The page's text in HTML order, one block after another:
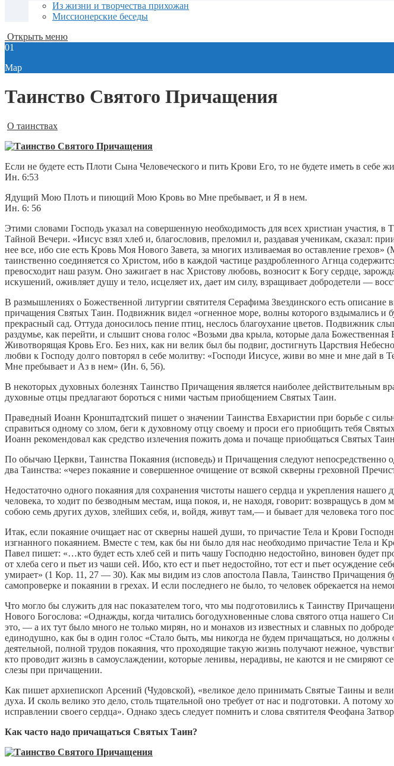
Из жизни и творчества прихожан
Миссионерские беседы
Открыть меню
01
Мар
Таинство Святого Причащения
О таинствах
Если не будете есть Плоти Сына Человеческого и пить Крови Его, то не будете иметь в себе
Ин. 6:53
Ядущий Мою Плоть и пиющий Мою Кровь во Мне пребывает, и Я в нем.
Ин. 6: 56
Этими словами Господь указал на совершенную необходимость для всех христиан участия, в
Тайной Вечери. «Иисус взял хлеб и, благословив, преломил и, раздавая ученикам, сказал:
нее все, ибо сие есть Кровь Моя Нового Завета, за многих изливаемая во оставление
таинственно соединяется со Христом, ибо в каждой частице раздробленного Агнца
превосходит наш разум. Оно зажигает в нас Христову любовь, возносит к Богу сердце,
искушений, оживляет душу и тело, исцеляет их, дает им силу, взращивает добродетели —
В размышлениях о Божественной литургии святителя Серафима Звездинского есть
причащения Святых Таин. Подвижник видел «огненное море, волны которого вздымались и
прекрасный сад. Оттуда доносилось пение птиц, неслось благоухание цветов. Подвижник
раздумье, как перейти, и слышит снова голос «Возьми два крыла, которые дала
Животворящая Кровь Его. Без них, как ни велик был бы подвиг, достигнуть Царствия
любви к Господу долго повторял в себе молитву: «Господи Иисусе, живи во мне и мне
Мне пребывает и Аз в нем» (Ин. 6, 56).
В некоторых духовных болезнях Таинство Причащения является наиболее действительным
духовные отцы предлагают бороться с ними частым приобщением Святых Таин.
Праведный Иоанн Кронштадтский пишет о значении Таинства Евхаристии при борьбе с
справиться одному со злом, беги к духовному отцу своему и проси его приобщить тебя
Иоанн рекомендовал как средство излечения пожить дома и почаще приобщаться Святых
По обычаю Церкви, Таинства Покаяния (исповедь) и Причащения следуют непосредственно
два Таинства: «через покаяние и совершенное очищение от всякой скверны греховной
Недостаточно одного покаяния для сохранения чистоты нашего сердца и укрепления нашего
человека, то ходит по безводным местам, ища покоя, и, не находя, говорит: возвращусь в
собою семь других духов, злейших себя, и, войдя, живут там,— и бывает для человека того
Итак, если покаяние очищает нас от скверны нашей души, то причастие Тела и Крови
изгнанного покаянием. Вместе с тем, как бы ни было для нас необходимо причастие Тела и
Павел пишет: «…кто будет есть хлеб сей и пить чашу Господню недостойно, виновен будет
от хлеба сего и пьет из чаши сей. Ибо, кто ест и пьет недостойно, тот ест и пьет осуждение
умирает» (1 Кор. 11, 27 — 30). Как мы видим из слов апостола Павла, Таинство Причащения
самопроверке и покаянии в грехах. И если последнего не было, то человек обрекается на
Что могло бы служить для нас показателем того, что мы подготовились к Таинству
Нового Богослова: «Однажды, когда читались богодухновенные слова святого отца
это, — а их тут было много не только мирян, но и монахов из известных и славных по
единодушно, как бы в один голос «Стало быть, мы никогда не будем причащаться, но
деятельной, полной трудов покаяния, что проходящие такую жизнь получают нежное,
кто проводит жизнь в самоуслаждении, которые ленивы, нерадивы, не каются и не смиряют
слезы при причащении.
Как пишет архиепископ Арсений (Чудовской), «великое дело принимать Святые Таины и
духа. И сколь велико это дело, столь тщательной оно требует от нас и подготовки. А
исправлении своего сердца». Однако здесь следует помнить и слова святителя Феофана
Как часто надо причащаться Святых Таин?